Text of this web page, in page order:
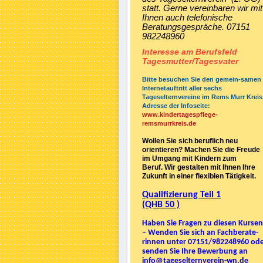
statt. Gerne vereinbaren wir mit
Ihnen auch telefonische
Beratungsgespräche. 07151
982248960
Interesse am Berufsfeld
Tagesmutter/Tagesvater
Bitte besuchen Sie den gemein-samen
Internetauftritt aller sechs
Tageselternvereine im Rems Murr
Adresse der Infoseite:
www.kindertagespflege-
remsmurrkreis.de
Wollen Sie sich beruflich neu
orientieren? Machen Sie die Freude
im Umgang mit Kindern zum
Beruf. Wir gestalten mit Ihnen Ihre
Zukunft in einer flexiblen Tätigkeit.
Qualifizierung Teil 1
(QHB 50 )
Haben Sie Fragen zu diesen
– Wenden Sie sich an Fachberate-
rinnen unter 07151/982248960
senden Sie Ihre Bewerbung an
info@tageselternverein-wn.de